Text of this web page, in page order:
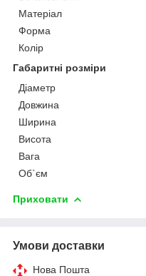
Матеріал
Форма
Колір
Габаритні розміри
Діаметр
Довжина
Ширина
Висота
Вага
Об`єм
Приховати
Умови доставки
Нова Пошта